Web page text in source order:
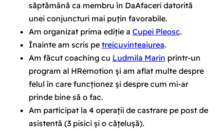
săptămână ca membru în DaAfaceri datorită
unei conjuncturi mai puțin favorabile.
Am organizat prima ediție a Cupei Pleosc.
Înainte am scris pe treicuvinteaiurea.
Am făcut coaching cu Ludmila Marin printr-un
program al HRemotion și am aflat multe despre
felul în care funcționez și despre cum mi-ar
prinde bine să o fac.
Am participat la 4 operații de castrare pe post de
asistentă (3 pisici și o cățelușă).